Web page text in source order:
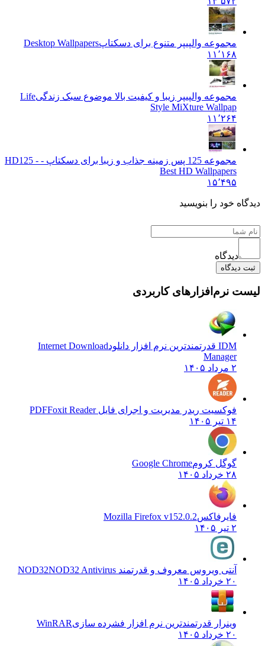
مجموعه والپیپر متنوع برای دسکتاپDesktop Wallpapers
۱۱٬۱۶۸
مجموعه والپیپر زیبا و کیفیت بالا موضوع سبک زندگیLife
Style MiXture Wallpap
۱۱٬۲۶۴
مجموعه 125 پس زمینه جذاب و زیبا برای دسکتاپ - HD
125 -
Best HD Wallpapers
۱۵٬۴۹۵
خود را بنویسید
دیدگاه
ثبت دیدگاه
نرم‌افزارهای کاربردی
IDM قدرتمندترین نرم افزار دانلود
Internet Download
Manager
فوکسیت ریدر مدیریت و اجرای فایل PDF Foxit Reader
۱۴ تیر ۱۴۰۵
گوگل کرومGoogle Chrome
۲۸ خرداد ۱۴۰۵
فایرفاکسMozilla Firefox v152.0.2
آنتی ویروس معروف و قدرتمند NOD32NOD32 Antivirus
۲۰ خرداد ۱۴۰۵
وینرار قدرتمندترین نرم افزار فشرده سازیWinRAR
۲۰ خرداد ۱۴۰۵